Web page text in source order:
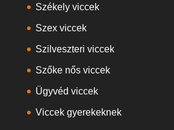
Székely viccek
Szex viccek
Szilveszteri viccek
Szőke nős viccek
Ügyvéd viccek
Viccek gyerekeknek